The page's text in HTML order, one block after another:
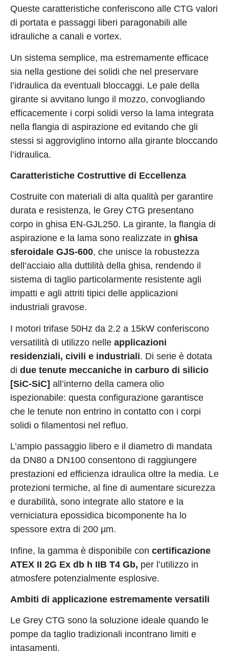
Queste caratteristiche conferiscono alle CTG valori
di portata e passaggi liberi paragonabili alle
idrauliche a canali e vortex.
Un sistema semplice, ma estremamente efficace
sia nella gestione dei solidi che nel preservare
l’idraulica da eventuali bloccaggi. Le pale della
girante si avvitano lungo il mozzo, convogliando
efficacemente i corpi solidi verso la lama integrata
nella flangia di aspirazione ed evitando che gli
stessi si aggroviglino intorno alla girante bloccando
l’idraulica.
Caratteristiche Costruttive di Eccellenza
Costruite con materiali di alta qualità per garantire
durata e resistenza, le Grey CTG presentano
corpo in ghisa EN-GJL250. La girante, la flangia di
aspirazione e la lama sono realizzate in ghisa
sferoidale GJS-600, che unisce la robustezza
dell’acciaio alla duttilità della ghisa, rendendo il
sistema di taglio particolarmente resistente agli
impatti e agli attriti tipici delle applicazioni
industriali gravose.
I motori trifase 50Hz da 2.2 a 15kW conferiscono
versatilità di utilizzo nelle applicazioni
residenziali, civili e industriali. Di serie è dotata
di due tenute meccaniche in carburo di silicio
[SiC-SiC] all’interno della camera olio
ispezionabile: questa configurazione garantisce
che le tenute non entrino in contatto con i corpi
solidi o filamentosi nel refluo.
L’ampio passaggio libero e il diametro di mandata
da DN80 a DN100 consentono di raggiungere
prestazioni ed efficienza idraulica oltre la media. Le
protezioni termiche, al fine di aumentare sicurezza
e durabilità, sono integrate allo statore e la
verniciatura epossidica bicomponente ha lo
spessore extra di 200 µm.
Infine, la gamma è disponibile con certificazione
ATEX II 2G Ex db h IIB T4 Gb, per l’utilizzo in
atmosfere potenzialmente esplosive.
Ambiti di applicazione estremamente versatili
Le Grey CTG sono la soluzione ideale quando le
pompe da taglio tradizionali incontrano limiti e
intasamenti.